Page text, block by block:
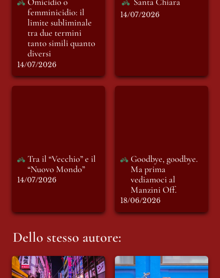
femminicidio: il
limite subliminale
tra due termini
tanto simili quanto
diversi
14/07/2026
14/07/2026
Tra il “Vecchio” e il
“Nuovo Mondo”
14/07/2026
Goodbye, goodbye.
Ma prima
vediamoci al
Manzini Off.
18/06/2026
Dello stesso autore:
Ci innamoriamo a
Tokyo?
Ladri di biciclette